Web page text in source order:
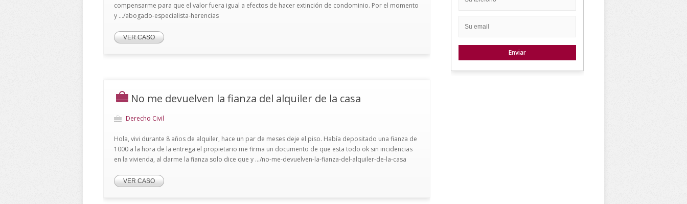
compensarme para que el valor fuera igual a efectos de hacer extinción de condominio. Por el momento
y .../abogado-especialista-herencias
VER CASO
No me devuelven la fianza del alquiler de la casa
Derecho Civil
Hola, vivi durante 8 años de alquiler, hace un par de meses deje el piso. Había depositado una fianza de
1000 a la hora de la entrega el propietario me firma un documento de que esta todo ok sin incidencias
en la vivienda, al darme la fianza solo dice que y .../no-me-devuelven-la-fianza-del-alquiler-de-la-casa
VER CASO